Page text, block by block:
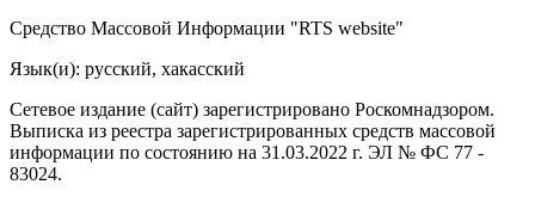
Средство Массовой Информации "RTS website"
Язык(и): русский, хакасский
Сетевое издание (сайт) зарегистрировано Роскомнадзором.
Выписка из реестра зарегистрированных средств массовой
информации по состоянию на 31.03.2022 г. ЭЛ № ФС 77 -
83024.